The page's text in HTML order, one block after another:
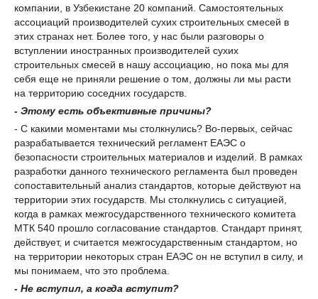
компании, в Узбекистане 20 компаний. Самостоятельных
ассоциаций производителей сухих строительных смесей в
этих странах нет. Более того, у нас были разговоры о
вступлении иностранных производителей сухих
строительных смесей в нашу ассоциацию, но пока мы для
себя еще не приняли решение о том, должны ли мы расти
на территорию соседних государств.
- Этому есть объективные причины?
- С какими моментами мы столкнулись? Во-первых, сейчас
разрабатывается технический регламент ЕАЭС о
безопасности строительных материалов и изделий. В рамках
разработки данного технического регламента был проведен
сопоставительный анализ стандартов, которые действуют на
территории этих государств. Мы столкнулись с ситуацией,
когда в рамках межгосударственного технического комитета
МТК 540 прошло согласование стандартов. Стандарт принят,
действует, и считается межгосударственным стандартом, но
на территории некоторых стран ЕАЭС он не вступил в силу, и
мы понимаем, что это проблема.
- Не вступил, а когда вступит?